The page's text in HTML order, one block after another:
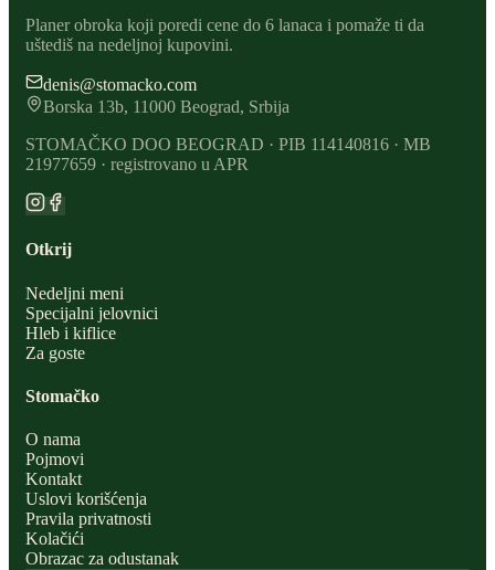
Planer obroka koji poredi cene do 6 lanaca i pomaže ti da
uštediš na nedeljnoj kupovini.
denis@stomacko.com
Borska 13b, 11000 Beograd, Srbija
STOMAČKO DOO BEOGRAD · PIB 114140816 · MB
21977659 · registrovano u APR
Otkrij
Nedeljni meni
Specijalni jelovnici
Hleb i kiflice
Za goste
Stomačko
O nama
Pojmovi
Kontakt
Uslovi korišćenja
Pravila privatnosti
Kolačići
Obrazac za odustanak